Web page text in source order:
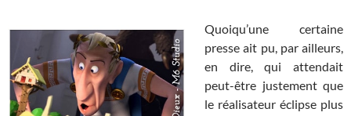
Quoiqu’une certaine
presse ait pu, par ailleurs,
en dire, qui attendait
peut-être justement que
le réalisateur éclipse plus